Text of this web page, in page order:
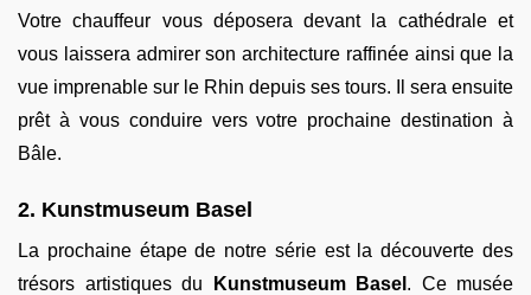
Votre chauffeur vous déposera devant la cathédrale et
vous laissera admirer son architecture raffinée ainsi que la
vue imprenable sur le Rhin depuis ses tours. Il sera ensuite
prêt à vous conduire vers votre prochaine destination à
Bâle.
2. Kunstmuseum Basel
La prochaine étape de notre série est la découverte des
trésors artistiques du
Kunstmuseum Basel . Ce musée